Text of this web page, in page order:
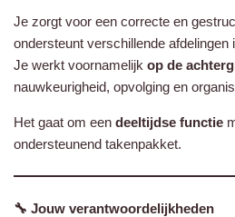
Je zorgt voor een correcte en
ondersteunt verschillende afdelingen
Je werkt voornamelijk op de
nauwkeurigheid, opvolging en
Het gaat om een deeltijdse functie
ondersteunend takenpakket.
🔧 Jouw verantwoordelijkheden